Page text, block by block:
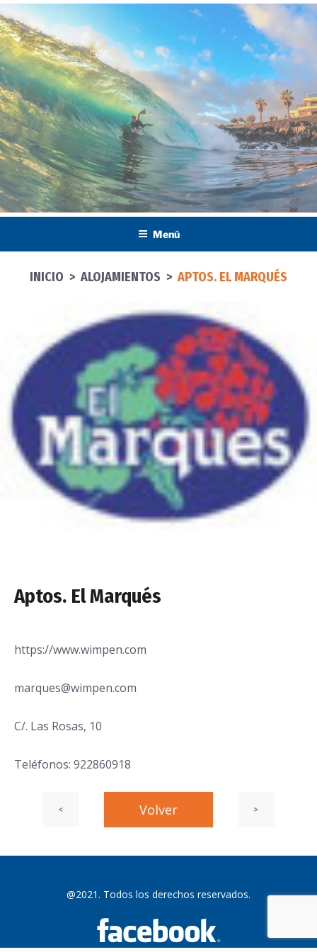
Saltar
al
contenido
Menú
INICIO > ALOJAMIENTOS > APTOS. EL MARQUÉS
Aptos. El Marqués
https://www.wimpen.com
marques@wimpen.com
C/. Las Rosas, 10
Teléfonos: 922860918
Navegación
entradas
Entrada
< Volver Navegación
entradas
Siguiente
>
@2021. Todos los derechos reservados.